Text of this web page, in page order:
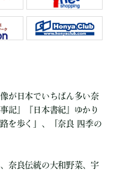
が日本でいちばん多い奈
記』『日本書紀』ゆかり
を歩く」、「奈良 四季の
奈良伝統の大和野菜、宇